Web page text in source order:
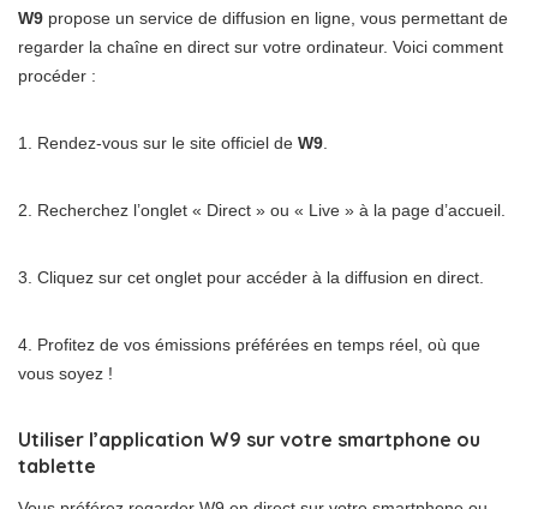
W9 propose un service de diffusion en ligne, vous permettant de
regarder la chaîne en direct sur votre ordinateur. Voici comment
procéder :
1. Rendez-vous sur le site officiel de W9
2. Recherchez l’onglet « Direct » ou « Live » à la page d’accueil.
3. Cliquez sur cet onglet pour accéder à la diffusion en direct.
4. Profitez de vos émissions préférées en temps réel, où que
vous soyez !
Utiliser l’application W9 sur votre smartphone ou
tablette